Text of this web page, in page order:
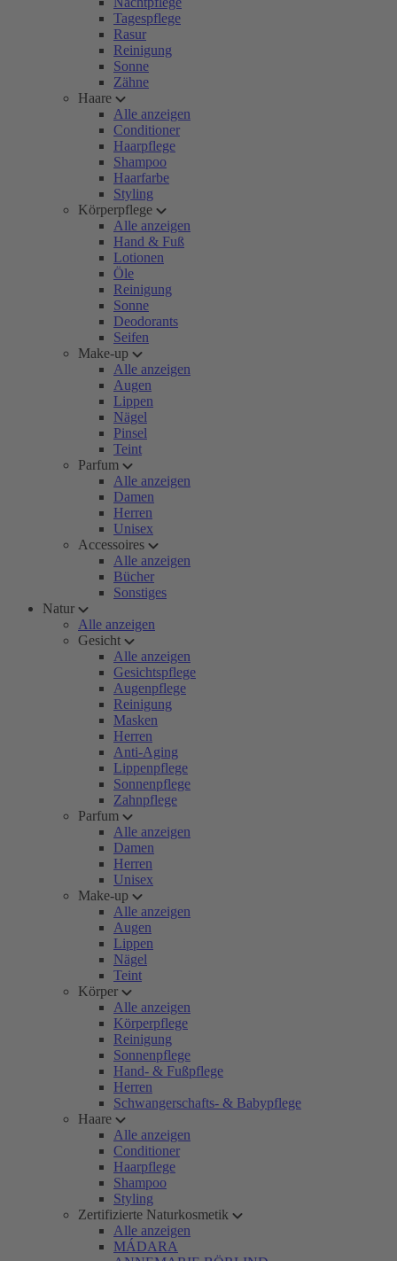
Tagespflege
Rasur
Reinigung
Sonne
Zähne
Haare
Alle anzeigen
Conditioner
Haarpflege
Shampoo
Haarfarbe
Styling
Körperpflege
Alle anzeigen
Hand & Fuß
Lotionen
Öle
Reinigung
Sonne
Deodorants
Seifen
Make-up
Alle anzeigen
Augen
Lippen
Nägel
Pinsel
Teint
Parfum
Alle anzeigen
Damen
Herren
Unisex
Accessoires
Alle anzeigen
Bücher
Sonstiges
Natur
Alle anzeigen
Gesicht
Alle anzeigen
Gesichtspflege
Augenpflege
Reinigung
Masken
Herren
Anti-Aging
Lippenpflege
Sonnenpflege
Zahnpflege
Parfum
Alle anzeigen
Damen
Herren
Unisex
Make-up
Alle anzeigen
Augen
Lippen
Nägel
Teint
Körper
Alle anzeigen
Körperpflege
Reinigung
Sonnenpflege
Hand- & Fußpflege
Herren
Schwangerschafts- & Babypflege
Haare
Alle anzeigen
Conditioner
Haarpflege
Shampoo
Styling
Zertifizierte Naturkosmetik
Alle anzeigen
MÁDARA